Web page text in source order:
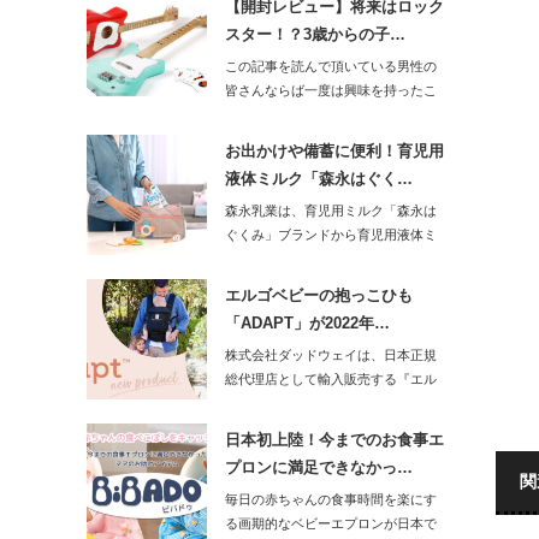
【開封レビュー】将来はロック
スター！？3歳からの子…
この記事を読んで頂いている男性の
皆さんならば一度は興味を持ったこ
お出かけや備蓄に便利！育児用
液体ミルク「森永はぐく…
森永乳業は、育児用ミルク「森永は
ぐくみ」ブランドから育児用液体ミ
エルゴベビーの抱っこひも
「ADAPT」が2022年…
株式会社ダッドウェイは、日本正規
総代理店として輸入販売する『エル
日本初上陸！今までのお食事エ
プロンに満足できなかっ…
毎日の赤ちゃんの食事時間を楽にす
る画期的なベビーエプロンが日本で